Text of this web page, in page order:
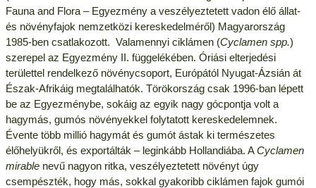
Fauna and Flora – Egyezmény a veszélyeztetett vadon élő állat-
és növényfajok nemzetközi kereskedelméről) Magyarország
1985-ben csatlakozott. Valamennyi ciklámen (Cyclamen spp.)
szerepel az Egyezmény II. függelékében. Óriási elterjedési
területtel rendelkező növénycsoport, Európától Nyugat-Ázsián át
Észak-Afrikáig megtalálhatók. Törökország csak 1996-ban lépett
be az Egyezménybe, sokáig az egyik nagy gócpontja volt a
hagymás, gumós növényekkel folytatott kereskedelemnek.
Évente több millió hagymát és gumót ástak ki természetes
élőhelyükről, és exportálták – leginkább Hollandiába. ACyclamen
mirablenevű nagyon ritka, veszélyeztetett növényt úgy
csempészték, hogy más, sokkal gyakoribb ciklámen fajok gumói